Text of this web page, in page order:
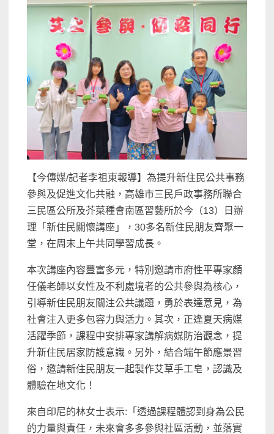
【今傳媒/記者李祖東報導】為提升新住民公共事務
參與及促進文化共融，高雄市三民戶政事務所聯合
三民區公所及芥菜種會南區習藝所於今（13）日辦
理「新住民關懷講座」，30多名新住民朋友齊聚一
堂，在周末上午共同學習成長。
本次講座內容豐富多元，特別邀請市府性平專家顏
任儀老師以女性及不利處境者的公共參與為核心，
引導新住民朋友關注公共議題，勇於表達意見，為
社會注入更多包容力與活力。其次，正逢夏天病媒
活躍季節，課程中安排專家講解病媒防治觀念，提
升新住民居家防護意識。另外，結合端午節應景習
俗，邀請新住民朋友一起製作艾草手工皂，認識及
體驗在地文化！
來自印尼的林女士表示:「透過課程體認到身為公民
的力量與責任，未來會多多參與社區活動，並落實